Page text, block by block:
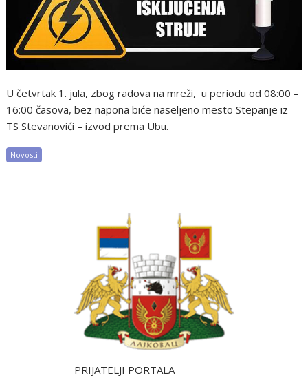
U četvrtak 1. jula, zbog radova na mreži, u periodu od 08:00 –
16:00 časova, bez napona biće naseljeno mesto Stepanje iz
TS Stevanovići – izvod prema Ubu.
Novosti
PRIJATELJI PORTALA